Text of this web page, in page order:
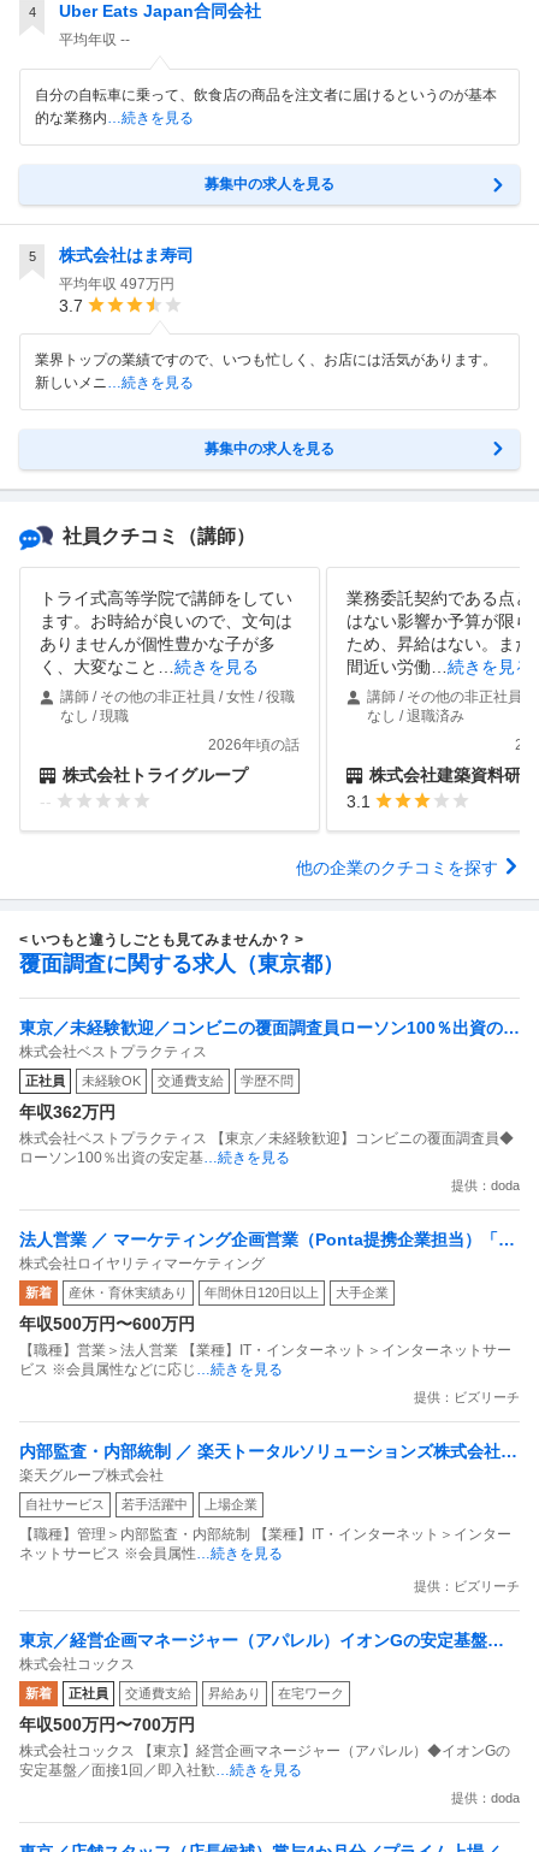
4 Uber Eats Japan合同会社
平均年収 --
自分の自転車に乗って、飲食店の商品を注文者に届けるというのが基本
的な業務内…続きを見る
募集中の求人を見る
5 株式会社はま寿司
平均年収 497万円
3.7
業界トップの業績ですので、いつも忙しく、お店には活気があります。
新しいメニ
…続きを見る
募集中の求人を見る
社員クチコミ （講師）
トライ式高等学院で講師をしてい
ます。お時給が良いので、文句は
ありませんが個性豊かな子が多
く、大変なこと
続きを見る
講師 / その他の非正社員 / 女性 / 役職
なし / 現職
2026年頃の話
株式会社トライグループ
--
業務委託契約である点と
はない影響か予算が限ら
ため、昇給はない。また
間近い労働
続きを見る
講師 / その他の非正社員 /
なし / 退職済み
株式会社建築資料研
3.1
他の企業のクチコミを探す
< いつもと違うしごとも見てみませんか？ >
覆面調査に関する求人（東京都）
東京／未経験歓迎／コンビニの覆面調査員ローソン100％出資の安
定基盤／月５日在宅／残業月10時間
株式会社ベストプラクティス
正社員 未経験OK 交通費支給 学歴不問
年収362万円
株式会社ベストプラクティス 【東京／未経験歓迎】コンビニの覆面調査員◆
ローソン100％出資の安定基 …続きを見る
提供：doda
法人営業 ／ マーケティング企画営業（Ponta提携企業担当）「国
内最大級の共通ポイントサービスを展開／無駄のない消費社会を
目指すデータマーケティングカンパニー」
株式会社ロイヤリティマーケティング
新着 産休・育休実績あり 年間休日120日以上 大手企業
年収500万円〜600万円
【職種】営業＞法人営業 【業種】IT・インターネット＞インターネットサー
ビス ※会員属性などに応じ
…続きを見る
提供：ビズリーチ
内部監査・内部統制 ／ 楽天トータルソリューションズ株式会社
戦略事業コンプライアンス支援部 業務統制支援課：ショップコン
プライアンス推進担当（SBCSD）
楽天グループ株式会社
自社サービス 若手活躍中 上場企業
【職種】管理＞内部監査・内部統制 【業種】IT・インターネット＞インター
ネットサービス ※会員属性 …続きを見る
提供：ビズリーチ
東京／経営企画マネージャー（アパレル）イオンGの安定基盤／
面接1回／即入社歓迎
株式会社コックス
新着 正社員 交通費支給 昇給あり 在宅ワーク
年収500万円〜700万円
株式会社コックス 【東京】経営企画マネージャー（アパレル）◆イオンGの
安定基盤／面接1回／即入社歓 …続きを見る
提供：doda